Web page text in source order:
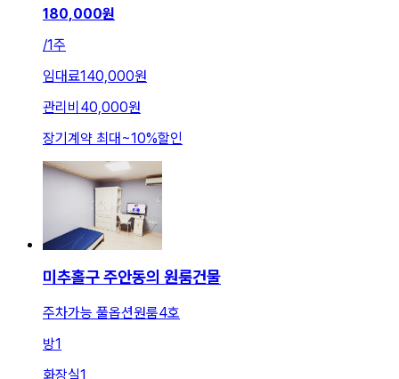
180,000원
/1주
임대료140,000원
관리비 40,000원
장기계약 최대 ~10%할인
미추홀구 주안동의 원룸건물
주차가능 풀옵션원룸4호
방1
화장실1